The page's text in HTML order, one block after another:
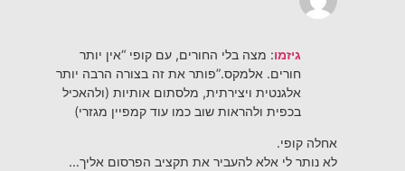
גיזמו: מצה בלי החורים, עם קופי “אין יותר
חורים. אלמקס.”פותר את זה בצורה הרבה יותר
אלגנטית ויצירתית, מלסתום אותיות (ולהאכיל
בכפית ולהראות שוב כמו עוד קמפיין מגזרי)
אחלה קופי.
לא נותר לי אלא להעביר את תקציב הפרסום אליך…